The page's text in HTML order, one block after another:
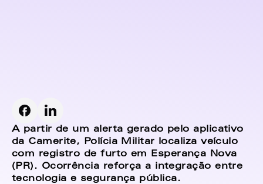
A partir de um alerta gerado pelo aplicativo
da Camerite, Polícia Militar localiza veículo
com registro de furto em Esperança Nova
(PR). Ocorrência reforça a integração entre
tecnologia e segurança pública.